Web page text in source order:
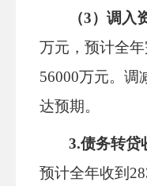
（3）调入
万元， 预计全
56000万元。 调
达预期。
3.债务转贷
预计全年收到